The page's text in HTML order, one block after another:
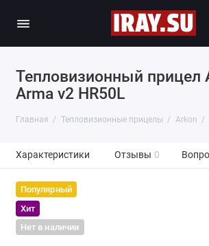
Тепловизионный прицел
Arma v2 HR50L
Главная Тепловизионные прицелы Arkon
Характеристики Отзывы 0
Популярный
Хит
Нет в наличии